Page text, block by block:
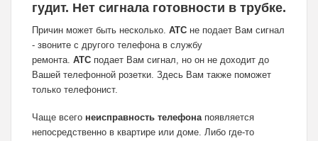
гудит. Нет сигнала готовности в трубке.
Причин может быть несколько. АТС не подает Вам сигнал
- звоните с другого телефона в службу
ремонта. АТС подает Вам сигнал, но он не доходит до
Вашей телефонной розетки. Здесь Вам также поможет
только телефонист.
Чаще всего неисправность телефонапоявляется
непосредственно в квартире или доме. Либо где-то